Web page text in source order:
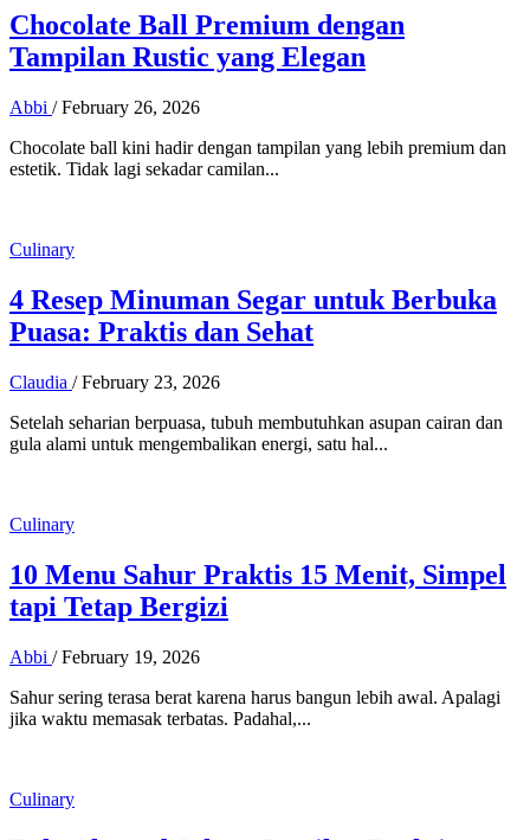
Chocolate Ball Premium dengan
Tampilan Rustic yang Elegan
Abbi / February 26, 2026
Chocolate ball kini hadir dengan tampilan yang lebih premium dan
estetik. Tidak lagi sekadar camilan...
Culinary
4 Resep Minuman Segar untuk Berbuka
Puasa: Praktis dan Sehat
Claudia / February 23, 2026
Setelah seharian berpuasa, tubuh membutuhkan asupan cairan dan
gula alami untuk mengembalikan energi, satu hal...
Culinary
10 Menu Sahur Praktis 15 Menit, Simpel
tapi Tetap Bergizi
Abbi / February 19, 2026
Sahur sering terasa berat karena harus bangun lebih awal. Apalagi
jika waktu memasak terbatas. Padahal,...
Culinary